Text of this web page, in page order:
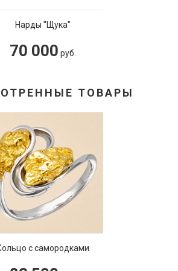
Нарды "Щука"
70 000 руб.
ТОВАРЫ
с самородками